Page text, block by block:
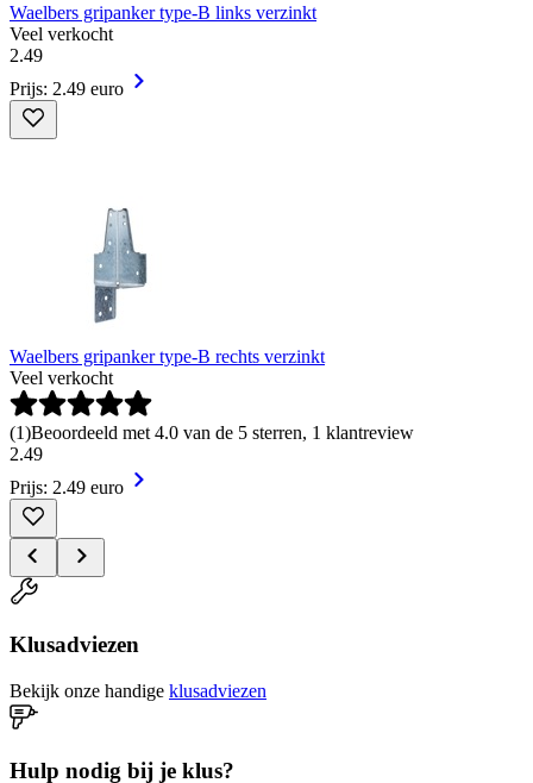
Waelbers gripanker type-B links verzinkt
Veel verkocht
2.49
Prijs: 2.49 euro
Waelbers gripanker type-B rechts verzinkt
Veel verkocht
(1)Beoordeeld met 4.0 van de 5 sterren, 1 klantreview
2.49
Prijs: 2.49 euro
Klusadviezen
Bekijk onze handige klusadviezen
Hulp nodig bij je klus?